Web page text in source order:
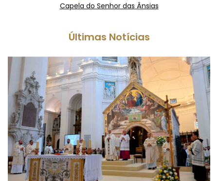
Capela do Senhor das Ânsias
Últimas Notícias